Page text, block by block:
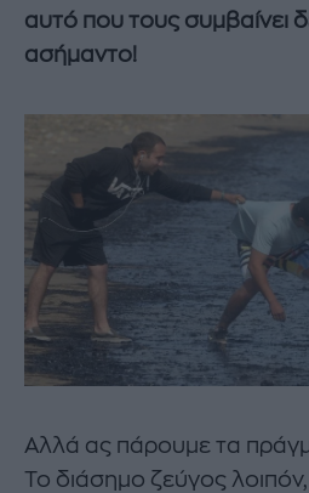
αυτό που τους συμβαίνει
ασήμαντο!
Αλλά ας πάρουμε τα
Το διάσημο ζεύγος